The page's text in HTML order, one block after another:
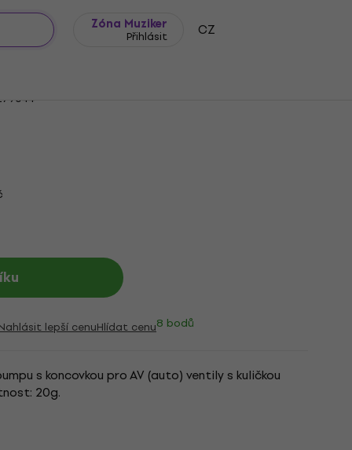
Zóna Muziker
Přihlásit CZ
Příslušenství k pumpám
lepší cenuHlídat cenu8 bodů
s koncovkou pro AV (auto) ventily s kuličkou
20g.